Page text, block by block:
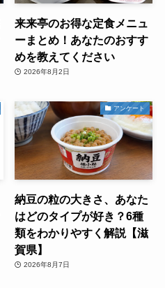
来来亭のお得な定食メニュ
ーまとめ！あなたのおすす
めを教えてください
2026年8月2日
アンケート
納豆の粒の大きさ、あなた
はどのタイプが好き？6種
類をわかりやすく解説【滋
賀県】
2026年8月7日